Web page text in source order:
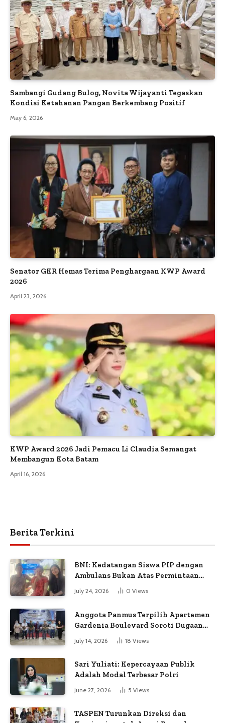
Sambangi Gudang Bulog, Novita Wijayanti Tegaskan
Kondisi Ketahanan Pangan Berkembang Positif
May 6, 2026
Senator GKR Hemas Terima Penghargaan KWP Award
2026
April 23, 2026
KWP Award 2026 Jadi Pemacu Li Claudia Semangat
Membangun Kota Batam
April 16, 2026
Berita Terkini
BNI: Kedatangan Siswa PIP dengan
Ambulans Bukan Atas Permintaan
July 24, 2026 0 Views
Anggota Panmus Terpilih Apartemen
Gardenia Boulevard Soroti Dugaan
Kejanggalan Voting
July 14, 2026 18 Views
Sari Yuliati: Kepercayaan Publik
Adalah Modal Terbesar Polri
June 27, 2026 5 Views
TASPEN Turunkan Direksi dan